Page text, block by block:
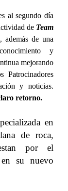
al segundo día
de Team
además de una
y
mejorando
Patrocinadores
y noticias.
retorno.
en
de roca,
por el
en su nuevo